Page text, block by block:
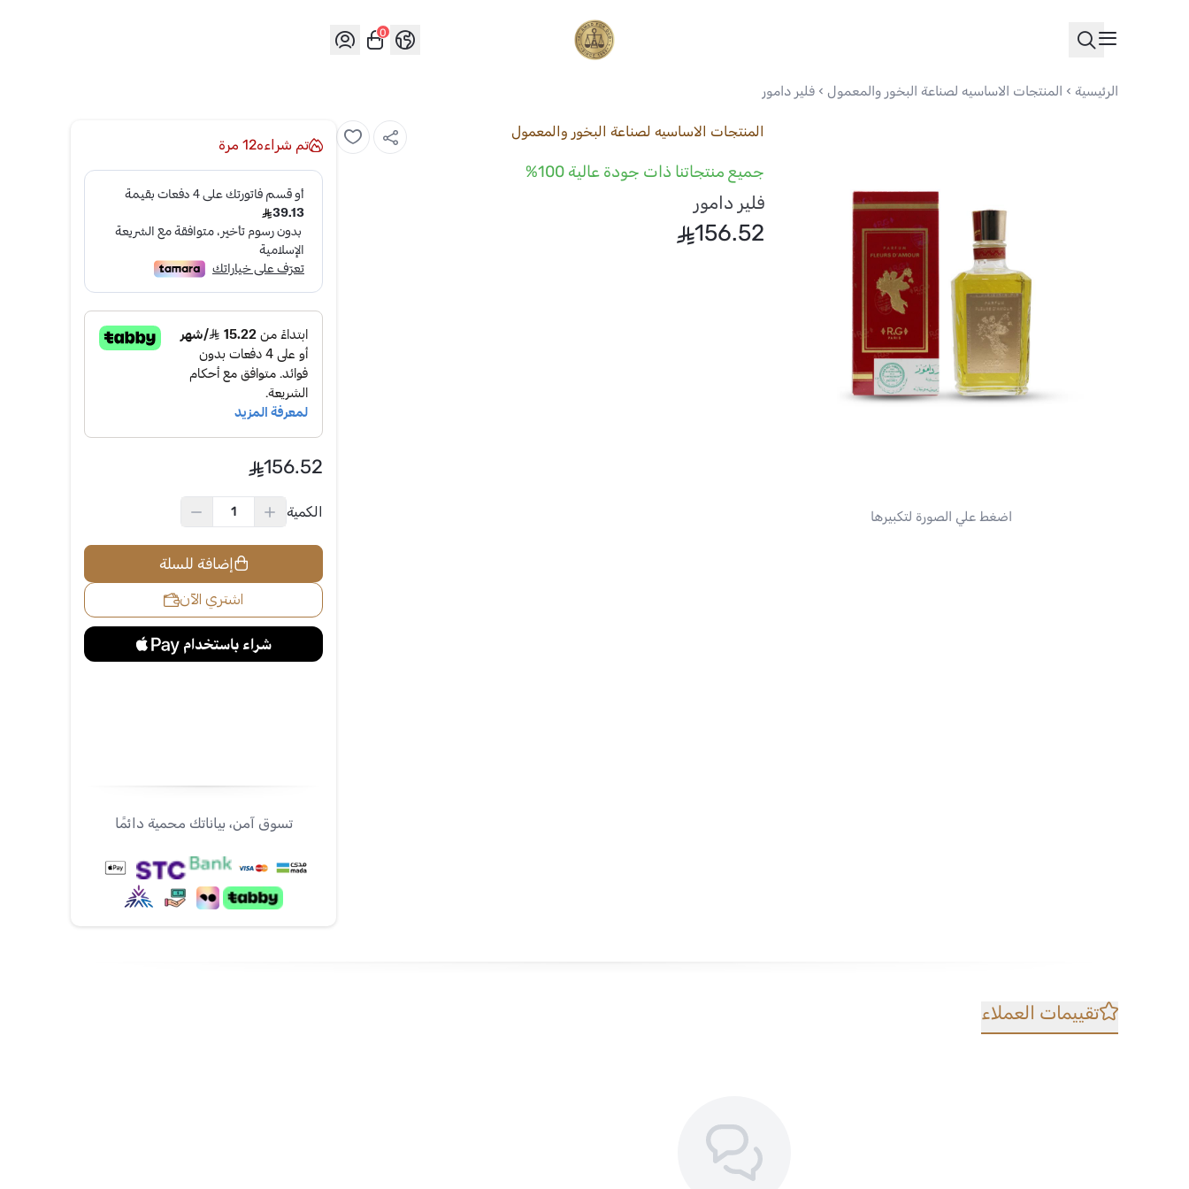
0
الرئيسية المنتجات الاساسيه لصناعة البخور والمعمول فلير دامور
اضغط علي الصورة لتكبيرها
المنتجات الاساسيه لصناعة البخور والمعمول
جميع منتجاتنا ذات جودة عالية 100%
فلير دامور
156.52
تم شراءه12 مرة
156.52
الكمية
إضافة للسلة
اشتري الآن
تسوق آمن، بياناتك محمية دائمًا
تقييمات العملاء